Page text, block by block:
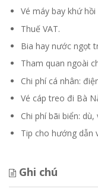
Vé máy bay khứ
Thuế VAT.
Bia hay nước ngọt
Tham quan ngoài
Chi phí cá nhân:
Vé cáp treo đi Bà
Chi phí bãi biển:
Tip cho hướng dẫn
Ghi chú